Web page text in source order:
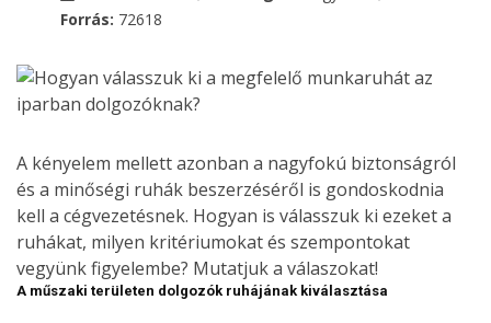
Forrás: 72618
A kényelem mellett azonban a nagyfokú biztonságról
és a minőségi ruhák beszerzéséről is gondoskodnia
kell a cégvezetésnek. Hogyan is válasszuk ki ezeket a
ruhákat, milyen kritériumokat és szempontokat
vegyünk figyelembe? Mutatjuk a válaszokat!
A műszaki területen dolgozók ruhájának kiválasztása